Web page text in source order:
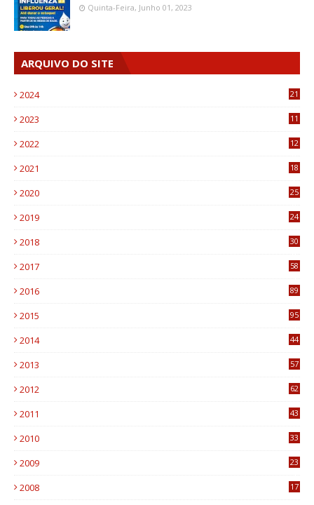
Quinta-Feira, Junho 01, 2023
ARQUIVO DO SITE
2024 21
2023
11
2022
12
2021
18
2020
25
2019
24
2018
30
2017
58
2016
89
2015
95
2014
44
2013
57
2012
62
2011
43
2010
33
2009
23
2008
17